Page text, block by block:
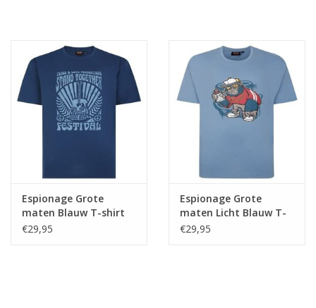
Espionage Grote
maten Blauw T-shirt
"Music Festival"
€29,95
Espionage Grote
maten Licht Blauw T-
shirt "Graffiti Gorilla"
€29,95